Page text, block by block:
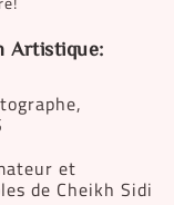
Artistique:
et
de Cheikh Sidi